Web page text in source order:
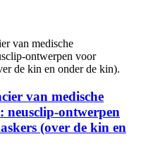
van medische
neusclip-ontwerpen
(over de kin en